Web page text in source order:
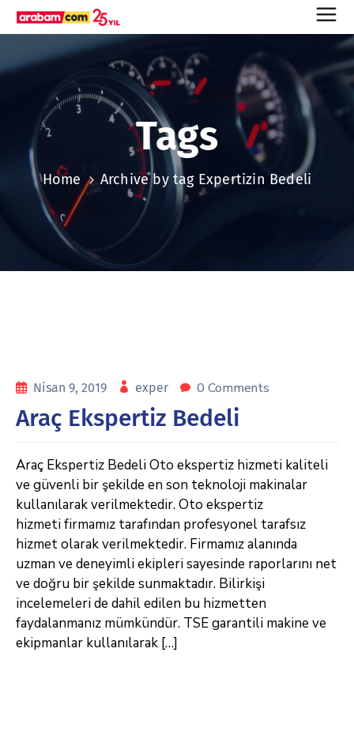
Tags
Home Archive by tag Expertizin Bedeli
Nisan 9, 2019 exper 0 Comments
Araç Ekspertiz Bedeli
Araç Ekspertiz Bedeli Oto ekspertiz hizmeti kaliteli
ve güvenli bir şekilde en son teknoloji makinalar
kullanılarak verilmektedir. Oto ekspertiz
hizmeti firmamız tarafından profesyonel tarafsız
hizmet olarak verilmektedir. Firmamız alanında
uzman ve deneyimli ekipleri sayesinde raporlarını net
ve doğru bir şekilde sunmaktadır. Bilirkişi
incelemeleri de dahil edilen bu hizmetten
faydalanmanız mümkündür. TSE garantili makine ve
ekipmanlar kullanılarak […]